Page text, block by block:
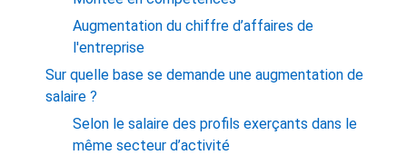
Augmentation du chiffre d’affaires de
l'entreprise
Sur quelle base se demande une augmentation de
salaire ?
Selon le salaire des profils exerçants dans le
même secteur d’activité